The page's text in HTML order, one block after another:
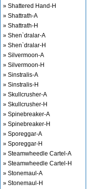
» Shattered Hand-H
» Shattrath-A
» Shattrath-H
» Shen`dralar-A
» Shen`dralar-H
» Silvermoon-A
» Silvermoon-H
» Sinstralis-A
» Sinstralis-H
» Skullcrusher-A
» Skullcrusher-H
» Spinebreaker-A
» Spinebreaker-H
» Sporeggar-A
» Sporeggar-H
» Steamwheedle Cartel-A
» Steamwheedle Cartel-H
» Stonemaul-A
» Stonemaul-H